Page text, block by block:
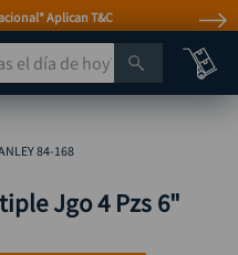
Aplican T&C
día de hoy?
84-168
Jgo 4 Pzs 6"